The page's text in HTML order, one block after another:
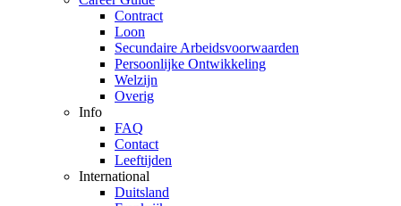
Contract
Loon
Secundaire Arbeidsvoorwaarden
Persoonlijke Ontwikkeling
Welzijn
Overig
Info
FAQ
Contact
Leeftijden
International
Duitsland